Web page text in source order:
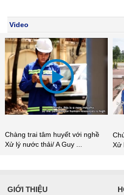
Video
Chàng trai tâm huyết với nghề
Xử lý nước thải/ A Guy ...
Xử
GIỚI THIỆU